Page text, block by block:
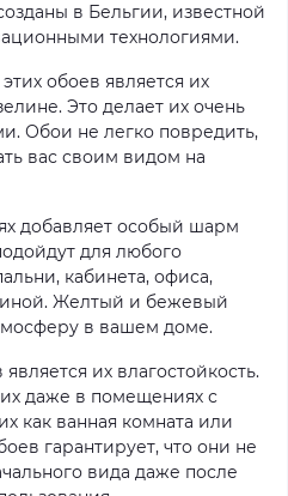
в Бельгии, известной
технологиями.
обоев является их
Это делает их очень
Обои не легко повредить,
вас своим видом на
добавляет особый шарм
для любого
кабинета, офиса,
Желтый и бежевый
в вашем доме.
их влагостойкость.
даже в помещениях с
как ванная комната или
гарантирует, что они не
вида даже после